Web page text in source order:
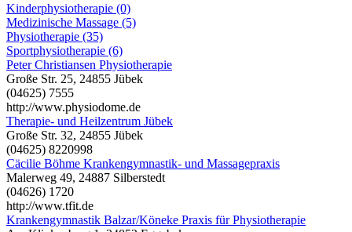
Kinderphysiotherapie (0)
Medizinische Massage (5)
Physiotherapie (35)
Sportphysiotherapie (6)
Peter Christiansen Physiotherapie
Große Str. 25, 24855 Jübek
(04625) 7555
http://www.physiodome.de
Therapie- und Heilzentrum Jübek
Große Str. 32, 24855 Jübek
(04625) 8220998
Cäcilie Böhme Krankengymnastik- und Massagepraxis
Malerweg 49, 24887 Silberstedt
(04626) 1720
http://www.tfit.de
Krankengymnastik Balzar/Köneke Praxis für Physiotherapie